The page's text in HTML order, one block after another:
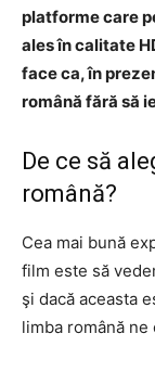
platforme care
ales în calitate
face ca, în
română fără să
De ce să
română?
Cea mai bună
film este să
şi dacă aceasta
limba română